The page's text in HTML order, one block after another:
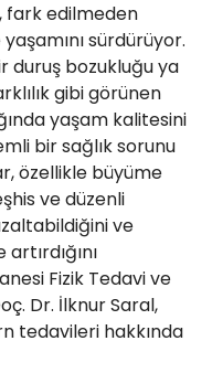
fark edilmeden
sürdürüyor.
duruş bozukluğu ya
gibi görünen
yaşam kalitesini
bir sağlık sorunu
özellikle büyüme
ve düzenli
ve
Fizik Tedavi ve
Dr. İlknur Saral,
tedavileri hakkında